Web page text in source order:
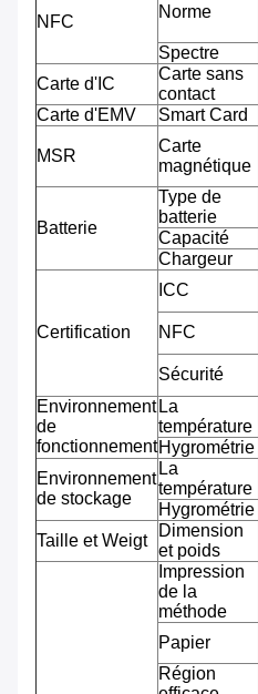
NFC
Norme
Spectre
Carte d'IC
Carte sans
contact
Carte d'EMV
Smart Card
MSR
Carte
magnétique
Batterie
Type de
batterie
Capacité
Chargeur
Certification
ICC
NFC
Sécurité
Environnement
de
fonctionnement
La
température
Hygrométrie
Environnement
de stockage
La
température
Hygrométrie
Taille et Weigt
Dimension
et poids
Impression
de la
méthode
Papier
Région